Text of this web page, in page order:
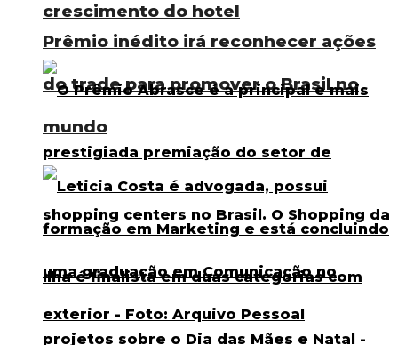
Prêmio inédito irá reconhecer ações
do trade para promover o Brasil no
mundo
crescimento do hotel